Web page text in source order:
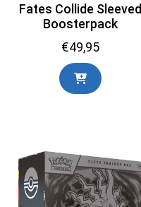
Fates Collide Sleeved
Boosterpack
€49,95